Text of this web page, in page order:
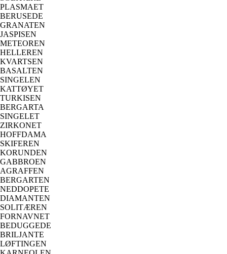
PLASMAET
BERUSEDE
GRANATEN
JASPISEN
METEOREN
HELLEREN
KVARTSEN
BASALTEN
SINGELEN
KATTØYET
TURKISEN
BERGARTA
SINGELET
ZIRKONET
HOFFDAMA
SKIFEREN
KORUNDEN
GABBROEN
AGRAFFEN
BERGARTEN
NEDDOPETE
DIAMANTEN
SOLITÆREN
FORNAVNET
BEDUGGEDE
BRILJANTE
LØFTINGEN